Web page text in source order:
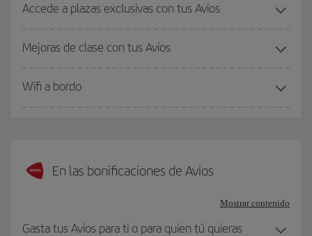
Accede a plazas exclusivas con tus Avios
Mejoras de clase con tus Avios
Wifi a bordo
En las bonificaciones de Avios
Mostrar contenido
Gasta tus Avios para ti o para quien tú quieras